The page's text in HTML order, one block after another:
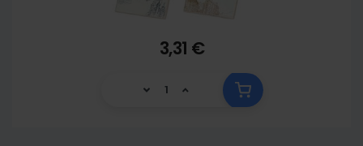
3,31 €